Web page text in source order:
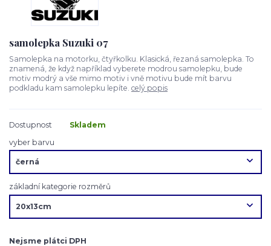
samolepka Suzuki 07
Samolepka na motorku, čtyřkolku. Klasická, řezaná samolepka. To
znamená, že když například vyberete modrou samolepku, bude
motiv modrý a vše mimo motiv i vně motivu bude mít barvu
podkladu kam samolepku lepíte. celý popis
Dostupnost
Skladem
vyber barvu
základní kategorie rozměrů
Nejsme plátci DPH